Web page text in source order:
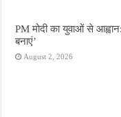
PM मोदी का युवाओं से
बनाएं’
August 2, 2026